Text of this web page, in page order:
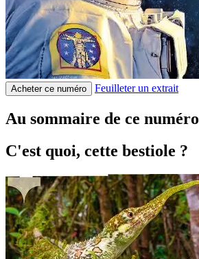
Acheter ce numéro Feuilleter un extrait
Au sommaire de ce numéro
C'est quoi, cette bestiole ?